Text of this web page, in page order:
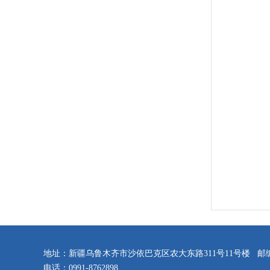
地址：新疆乌鲁木齐市沙依巴克区农大东路311号11号楼 邮
电话：0991-8762898